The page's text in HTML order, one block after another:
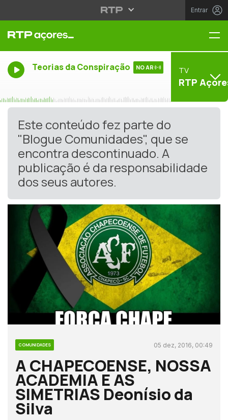
Entrar
Teorias da Conspiração NO AR TV
RTP
Este conteúdo fez parte do
"Blogue Comunidades", que se
encontra descontinuado. A
publicação é da responsabilidade
dos seus autores.
COMUNIDADES 05 dez, 2016, 00:49
A CHAPECOENSE, NOSSA
ACADEMIA E AS
SIMETRIAS Deonísio da
Silva